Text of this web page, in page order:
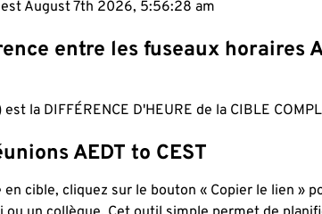
August 7th 2026, 5:56:29 am
entre les fuseaux horaires
est la DIFFÉRENCE D'HEURE de la CIBLE
AEDT to CEST
cible, cliquez sur le bouton « Copier le lien »